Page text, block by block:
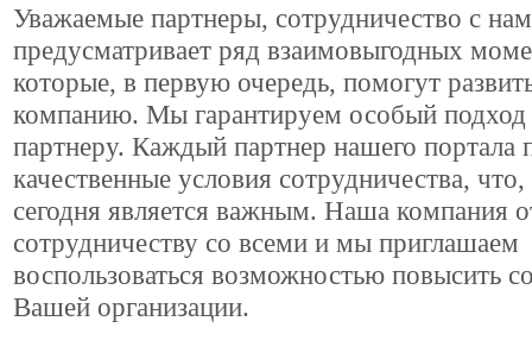
Уважаемые партнеры, сотрудничество с
предусматривает ряд взаимовыгодных
которые, в первую очередь, помогут
компанию. Мы гарантируем особый
партнеру. Каждый партнер нашего портала
качественные условия сотрудничества,
сегодня является важным. Наша компания
сотрудничеству со всеми и мы приглашаем
воспользоваться возможностью повысить
Вашей организации.